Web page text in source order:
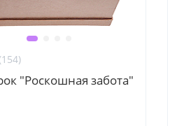
"Роскошная забота"